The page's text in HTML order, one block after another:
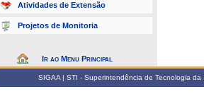
Atividades de Extensão
Projetos de Monitoria
Ir ao Menu Principal
SIGAA | STI - Superintendência de Tecnologia